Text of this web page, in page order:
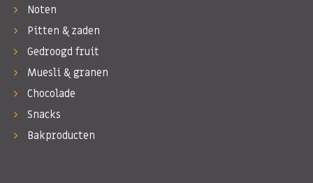
Noten
Pitten & zaden
Gedroogd fruit
Muesli & granen
Chocolade
Snacks
Bakproducten